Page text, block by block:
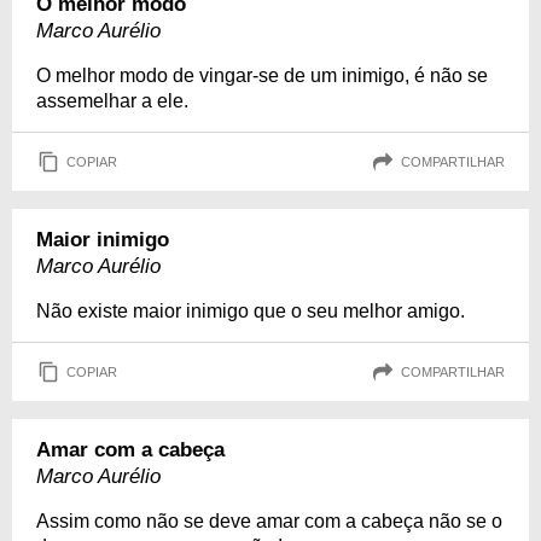
Marco Aurélio
O melhor modo de vingar-se de um inimigo, é não se
assemelhar a ele.
COPIAR COMPARTILHAR
Maior inimigo
Marco Aurélio
Não existe maior inimigo que o seu melhor amigo.
COPIAR COMPARTILHAR
Amar com a cabeça
Marco Aurélio
Assim como não se deve amar com a cabeça não se o